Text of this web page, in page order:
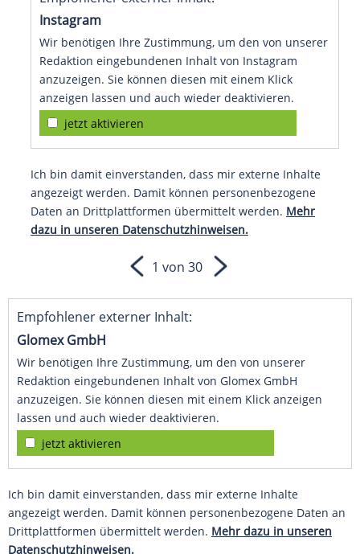
Instagram
Wir benötigen Ihre Zustimmung, um den von unserer
Redaktion eingebundenen Inhalt von Instagram
anzuzeigen. Sie können diesen mit einem Klick
anzeigen lassen und auch wieder deaktivieren.
jetzt aktivieren
Ich bin damit einverstanden, dass mir externe Inhalte
angezeigt werden. Damit können personenbezogene
Daten an Drittplattformen übermittelt werden. Mehr
dazu in unseren Datenschutzhinweisen.
1 von 30
Empfohlener externer Inhalt:
Glomex GmbH
Wir benötigen Ihre Zustimmung, um den von unserer
Redaktion eingebundenen Inhalt von Glomex GmbH
anzuzeigen. Sie können diesen mit einem Klick anzeigen
lassen und auch wieder deaktivieren.
jetzt aktivieren
Ich bin damit einverstanden, dass mir externe Inhalte
angezeigt werden. Damit können personenbezogene Daten an
Drittplattformen übermittelt werden. Mehr dazu in unseren
Datenschutzhinweisen.